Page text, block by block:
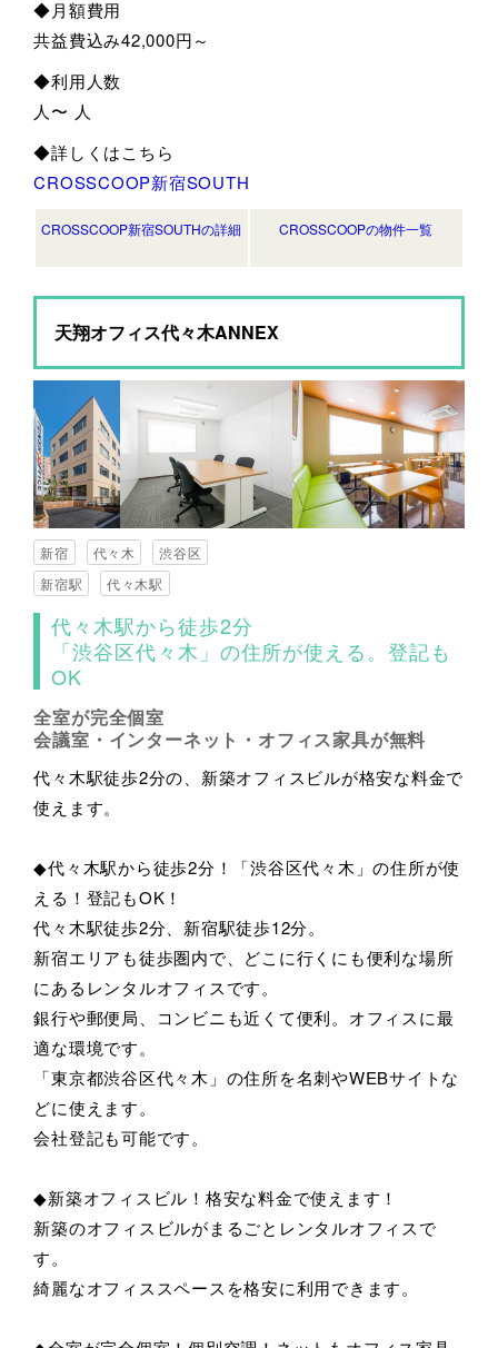
◆月額費用
共益費込み42,000円～
◆利用人数
人〜 人
◆詳しくはこちら
CROSSCOOP新宿SOUTH
CROSSCOOP新宿SOUTHの詳細 CROSSCOOPの物件一覧
天翔オフィス代々木ANNEX
新宿 代々木
渋谷区
新宿駅
代々木駅
代々木駅から徒歩2分
「渋谷区代々木」の住所が使える。登記も
OK
全室が完全個室
会議室・インターネット・オフィス家具が無料
代々木駅徒歩2分の、新築オフィスビルが格安な料金で
使えます。
◆代々木駅から徒歩2分！「渋谷区代々木」の住所が使
える！登記もOK！
代々木駅徒歩2分、新宿駅徒歩12分。
新宿エリアも徒歩圏内で、どこに行くにも便利な場所
にあるレンタルオフィスです。
銀行や郵便局、コンビニも近くて便利。オフィスに最
適な環境です。
「東京都渋谷区代々木」の住所を名刺やWEBサイトな
どに使えます。
会社登記も可能です。
◆新築オフィスビル！格安な料金で使えます！
新築のオフィスビルがまるごとレンタルオフィスで
す。
綺麗なオフィススペースを格安に利用できます。